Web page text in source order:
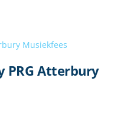
PRG Atterbury